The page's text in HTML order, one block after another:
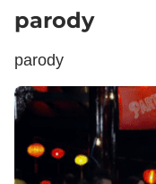
parody
parody